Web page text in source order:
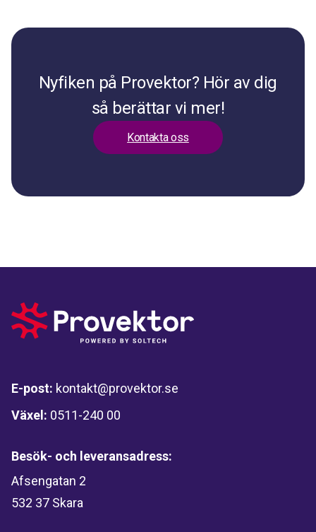
Nyfiken på Provektor? Hör av dig
så berättar vi mer!
Kontakta oss
E-post: kontakt@provektor.se
Växel: 0511-240 00
Besök- och leveransadress:
Afsengatan 2
532 37 Skara